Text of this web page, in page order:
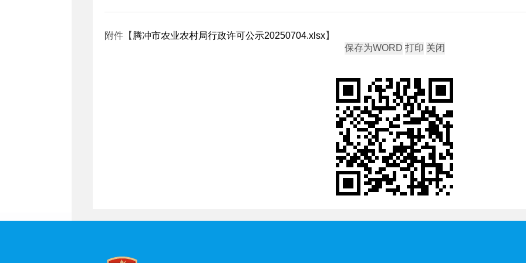
附件【 腾冲市农业农村局行政许可公示20250704.xlsx】